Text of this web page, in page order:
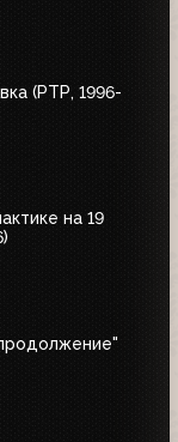
(РТР, 1996-
на 19